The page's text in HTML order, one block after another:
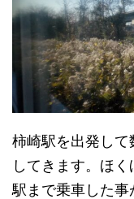
柿崎駅を出発し
してきます。ほ
駅まで乗車した事